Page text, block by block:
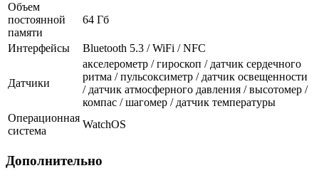
Объем
постоянной
памяти
64 Гб
Интерфейсы Bluetooth 5.3 / WiFi / NFC
Датчики
акселерометр / гироскоп / датчик сердечного
ритма / пульсоксиметр / датчик освещенности
/ датчик атмосферного давления / высотомер /
компас / шагомер / датчик температуры
Операционная
система
WatchOS
Дополнительно